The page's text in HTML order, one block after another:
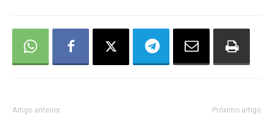
Artigo anterior Próximo artigo